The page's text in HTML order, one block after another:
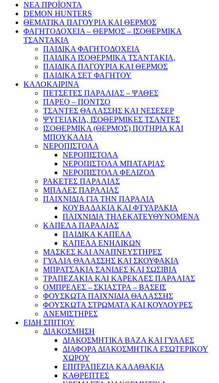
ΝΕΑ ΠΡΟΪΟΝΤΑ
DEMON HUNTERS
ΘΕΜΑΤΙΚΑ ΠΑΓΟΥΡΙΑ ΚΑΙ ΘΕΡΜΟΣ
ΦΑΓΗΤΟΔΟΧΕΙΑ – ΘΕΡΜΟΣ – ΙΣΟΘΕΡΜΙΚΑ
ΤΣΑΝΤΑΚΙΑ
ΠΑΙΔΙΚΑ ΦΑΓΗΤΟΔΟΧΕΙΑ
ΠΑΙΔΙΚΑ ΙΣΟΘΕΡΜΙΚΑ ΤΣΑΝΤΑΚΙΑ,
ΠΑΙΔΙΚΑ ΠΑΓΟΥΡΙΑ ΚΑΙ ΘΕΡΜΟΣ
ΠΑΙΔΙΚΑ ΣΕΤ ΦΑΓΗΤΟΥ
ΚΑΛΟΚΑΙΡΙΝΑ
ΠΕΤΣΕΤΕΣ ΠΑΡΑΛΙΑΣ – ΨΑΘΕΣ
ΠΑΡΕΟ – ΠΟΝΤΣΟ
ΤΣΑΝΤΕΣ ΘΑΛΑΣΣΗΣ ΚΑΙ ΝΕΣΕΣΕΡ
ΨΥΓΕΙΑΚΙΑ, ΙΣΟΘΕΡΜΙΚΕΣ ΤΣΑΝΤΕΣ
ΙΣΟΘΕΡΜΙΚΑ (ΘΕΡΜΟΣ) ΠΟΤΗΡΙΑ ΚΑΙ
ΜΠΟΥΚΑΛΙΑ
ΝΕΡΟΠΙΣΤΟΛΑ
ΝΕΡΟΠΙΣΤΟΛΑ
ΝΕΡΟΠΙΣΤΟΛΑ ΜΠΑΤΑΡΙΑΣ
ΝΕΡΟΠΙΣΤΟΛΑ ΦΕΛΙΖΟΛ
ΡΑΚΕΤΕΣ ΠΑΡΑΛΙΑΣ
ΜΠΑΛΕΣ ΠΑΡΑΛΙΑΣ
ΠΑΙΧΝΙΔΙΑ ΓΙΑ ΤΗΝ ΠΑΡΑΛΙΑ
ΚΟΥΒΑΔΑΚΙΑ ΚΑΙ ΦΤΥΑΡΑΚΙΑ
ΠΑΙΧΝΙΔΙΑ ΤΗΛΕΚΑΤΕΥΘΥΝΟΜΕΝΑ
ΚΑΠΕΛΑ ΠΑΡΑΛΙΑΣ
ΠΑΙΔΙΚΑ ΚΑΠΕΛΑ
ΚΑΠΕΛΑ ΕΝΗΛΙΚΩΝ
ΜΑΣΚΕΣ ΚΑΙ ΑΝΑΠΝΕΥΣΤΗΡΕΣ
ΓΥΑΛΙΑ ΘΑΛΑΣΣΗΣ ΚΑΙ ΣΚΟΥΦΑΚΙΑ
ΜΠΡΑΤΣΑΚΙΑ ΣΑΝΙΔΕΣ ΚΑΙ ΣΩΣΙΒΙΑ
ΤΡΑΠΕΖΑΚΙΑ ΚΑΙ ΚΑΡΕΚΛΕΣ ΠΑΡΑΛΙΑΣ
ΟΜΠΡΕΛΕΣ – ΣΚΙΑΣΤΡΑ – ΒΑΣΕΙΣ
ΦΟΥΣΚΩΤΑ ΠΑΙΧΝΙΔΙΑ ΘΑΛΑΣΣΗΣ
ΦΟΥΣΚΩΤΑ ΣΤΡΩΜΑΤΑ ΚΑΙ ΚΟΥΛΟΥΡΕΣ
ΑΝΕΜΙΣΤΗΡΕΣ
ΕΙΔΗ ΣΠΙΤΙΟΥ
ΔΙΑΚΟΣΜΗΣΗ
ΔΙΑΚΟΣΜΗΤΙΚΑ ΒΑΖΑ ΚΑΙ ΓΥΑΛΕΣ
ΔΙΑΦΟΡΑ ΔΙΑΚΟΣΜΗΤΙΚΑ ΕΣΩΤΕΡΙΚΟΥ
ΧΩΡΟΥ
ΕΠΙΤΡΑΠΕΖΙΑ ΚΑΛΑΘΑΚΙΑ
ΚΑΘΡΕΠΤΕΣ